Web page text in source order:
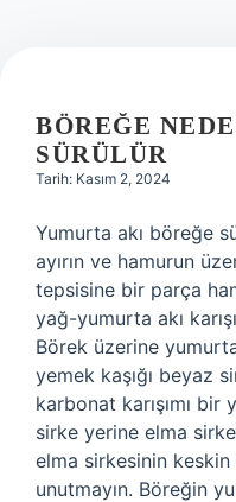
BÖREĞE
SÜRÜLÜR
Tarih: Kasım 2, 2024
Yumurta akı böreğe
ayırın ve hamurun
tepsisine bir parça
yağ-yumurta akı
Börek üzerine
yemek kaşığı beyaz
karbonat karışımı
sirke yerine elma
elma sirkesinin
unutmayın. Böreğin